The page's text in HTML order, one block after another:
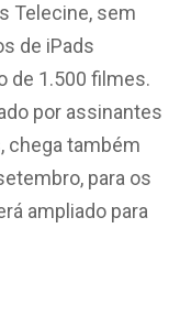
Telecine, sem
de iPads
de 1.500 filmes.
por assinantes
chega também
para os
ampliado para